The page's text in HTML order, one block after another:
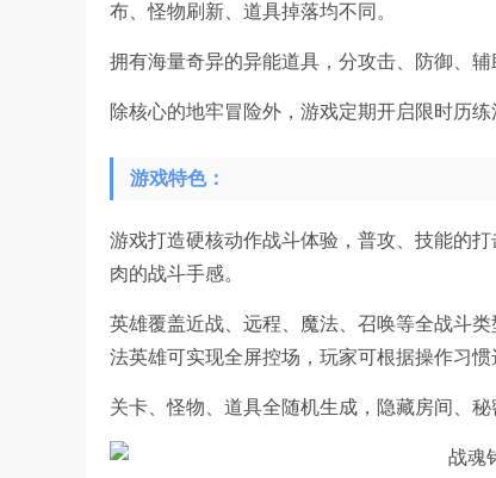
布、怪物刷新、道具掉落均不同。
拥有海量奇异的异能道具，分攻击、防御、
除核心的地牢冒险外，游戏定期开启限时历练
游戏特色：
游戏打造硬核动作战斗体验，普攻、技能的
肉的战斗手感。
英雄覆盖近战、远程、魔法、召唤等全战斗
法英雄可实现全屏控场，玩家可根据操作习惯
关卡、怪物、道具全随机生成，隐藏房间、